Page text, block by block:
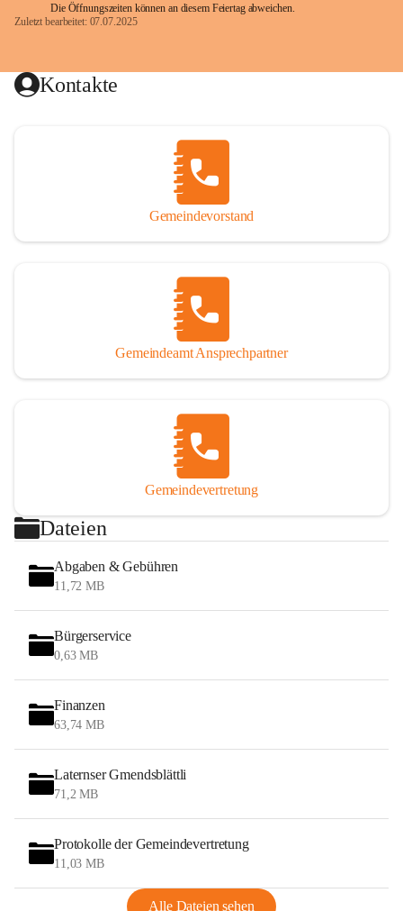
Die Öffnungszeiten können an diesem Feiertag abweichen.
Zuletzt bearbeitet: 07.07.2025
Kontakte
Gemeindevorstand
Gemeindeamt Ansprechpartner
Gemeindevertretung
Dateien
Abgaben & Gebühren
11,72 MB
Bürgerservice
0,63 MB
Finanzen
63,74 MB
Laternser Gmendsblättli
71,2 MB
Protokolle der Gemeindevertretung
11,03 MB
Alle Dateien sehen